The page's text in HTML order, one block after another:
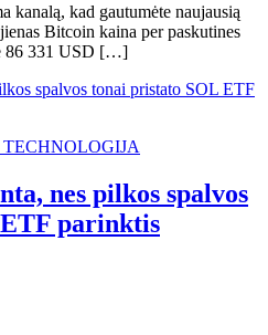
kanalą, kad gautumėte naujausią
Bitcoin kaina per paskutines
86 331 USD […]
nes pilkos spalvos
parinktis